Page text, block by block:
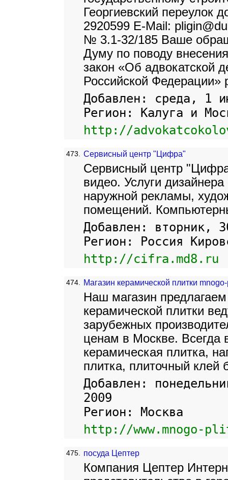
Георгиевский переулок
2920599 E-Mail:
№ 3.1-32/185 Ваше
Думу по поводу
закон «Об адвокатской
Российской Федерации»
Добавлен: среда, 1
Регион: Калуга и
http://
473. Сервисный центр "Цифра"
Сервисный центр
видео. Услуги
наружной рекламы,
помещений.
Добавлен: вторник,
Регион: Россия
http://cifra.md8.ru
474. Магазин керамической плитки
Наш магазин
керамической плитки
зарубежных
ценам в Москве. Всегда
керамическая плитка,
плитка, плиточный клей
Добавлен:
2009
Регион: Москва
http://www.mnogo-
475. посуда Цептер
Компания Цептер